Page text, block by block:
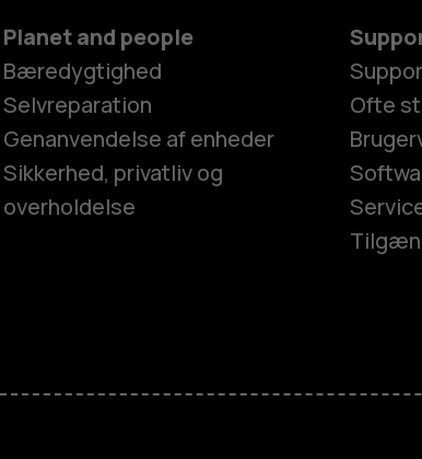
Planet and people
Bæredygtighed
Selvreparation
Genanvendelse af enheder
Sikkerhed, privatliv og
overholdelse
Ofte